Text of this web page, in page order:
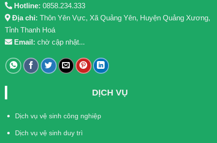
Hotline: 0858.234.333
Địa chỉ: Thôn Yên Vực, Xã Quảng Yên, Huyện Quảng Xương,
Tỉnh Thanh Hoá
Email: chờ cập nhật...
DỊCH VỤ
Dịch vụ vệ sinh công nghiệp
Dịch vụ vệ sinh duy trì